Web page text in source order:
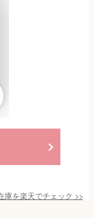
庫を楽天でチェック >>